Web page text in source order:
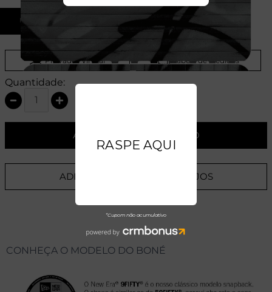
U
Provador Virtual Tabela de Medidas
Quantidade:
ADICIONAR AO CARRINHO
ADICIONAR A LISTA DE DESEJOS
CONHEÇA O MODELO DO BONÉ